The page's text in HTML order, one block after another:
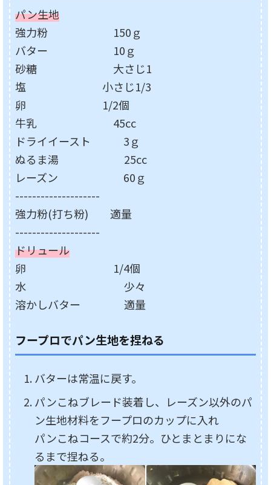
パン生地
強力粉 150ｇ
バター 10ｇ
砂糖 大さじ1
塩 小さじ1/3
卵 1/2個
牛乳 45cc
ドライイースト 3ｇ
ぬるま湯 25cc
レーズン 60ｇ
--------------------
強力粉(打ち粉) 適量
--------------------
ドリュール
卵 1/4個
水 少々
溶かしバター 適量
フープロでパン生地を捏ねる
バターは常温に戻す。
パンこねブレード装着し、レーズン以外のパ
ン生地材料をフープロのカップに入れ
パンこねコースで約2分。ひとまとまりにな
るまで捏ねる。